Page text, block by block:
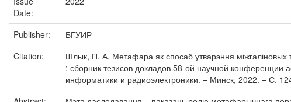
Date:
Publisher:
БГУИР
Citation:
Шлык, П. А. Метафара як спосаб утварэння
: сборник тезисов докладов 58-ой научной конференции
информатики и радиоэлектроники. – Минск, 2022. – С.